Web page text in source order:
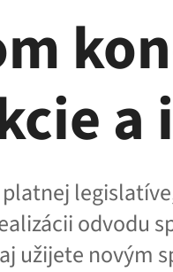
odvodu
užijete novým